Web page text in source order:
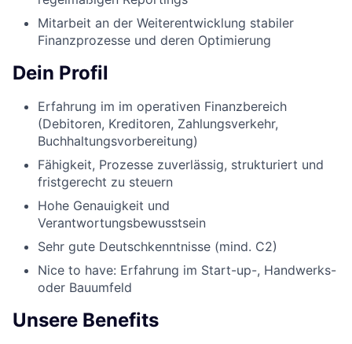
Mitarbeit an der Weiterentwicklung stabiler
Finanzprozesse und deren Optimierung
Dein Profil
Erfahrung im im operativen Finanzbereich
(Debitoren, Kreditoren, Zahlungsverkehr,
Buchhaltungsvorbereitung)
Fähigkeit, Prozesse zuverlässig, strukturiert und
fristgerecht zu steuern
Hohe Genauigkeit und
Verantwortungsbewusstsein
Sehr gute Deutschkenntnisse (mind. C2)
Nice to have: Erfahrung im Start-up-, Handwerks-
oder Bauumfeld
Unsere Benefits